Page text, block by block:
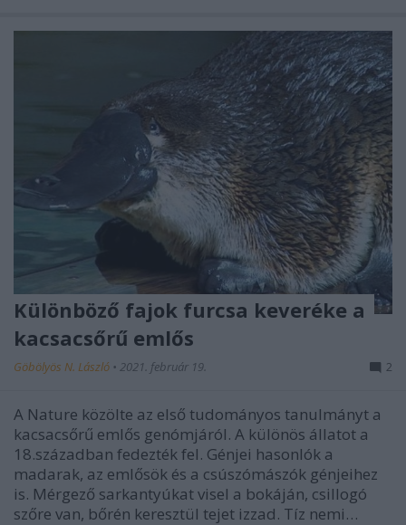
Különböző fajok furcsa keveréke a
kacsacsőrű emlős
Göbölyös N. László • 2021. február 19. 2
A Nature közölte az első tudományos tanulmányt a
kacsacsőrű emlős genómjáról. A különös állatot a
18.században fedezték fel. Génjei hasonlók a
madarak, az emlősök és a csúszómászók génjeihez
is. Mérgező sarkantyúkat visel a bokáján, csillogó
szőre van, bőrén keresztül tejet izzad. Tíz nemi…